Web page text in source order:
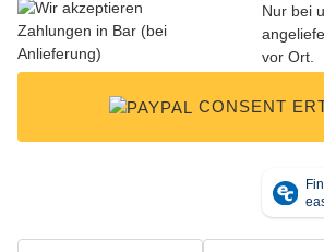
Nur bei
vor Ort.
CONSENT